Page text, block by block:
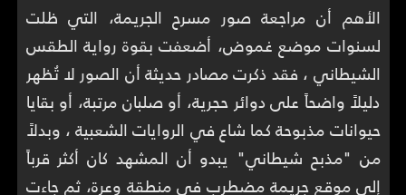
الأهم أن مراجعة صور مسرح الجريمة، التي ظلت
لسنوات موضع غموض، أضعفت بقوة رواية الطقس
الشيطاني ، فقد ذكرت مصادر حديثة أن الصور لا تُظهر
دليلاً واضحاً على دوائر حجرية، أو صلبان مرتبة، أو بقايا
حيوانات مذبوحة كما شاع في الروايات الشعبية ، وبدلاً
من "مذبح شيطاني" يبدو أن المشهد كان أكثر قرباً
إلى موقع جريمة مضطرب في منطقة وعرة، ثم جاءت